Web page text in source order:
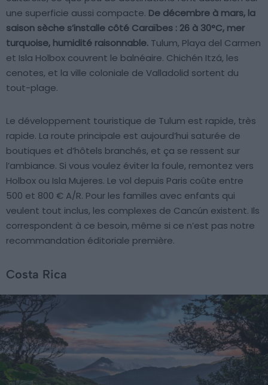
une superficie aussi compacte. De décembre à mars, la
saison sèche s’installe côté Caraïbes : 26 à 30°C, mer
turquoise, humidité raisonnable. Tulum, Playa del Carmen
et Isla Holbox couvrent le balnéaire. Chichén Itzá, les
cenotes, et la ville coloniale de Valladolid sortent du
tout-plage.
Le développement touristique de Tulum est rapide, très
rapide. La route principale est aujourd’hui saturée de
boutiques et d’hôtels branchés, et ça se ressent sur
l’ambiance. Si vous voulez éviter la foule, remontez vers
Holbox ou Isla Mujeres. Le vol depuis Paris coûte entre
500 et 800 € A/R. Pour les familles avec enfants qui
veulent tout inclus, les complexes de Cancún existent. Ils
correspondent à ce besoin, même si ce n’est pas notre
recommandation éditoriale première.
Costa Rica